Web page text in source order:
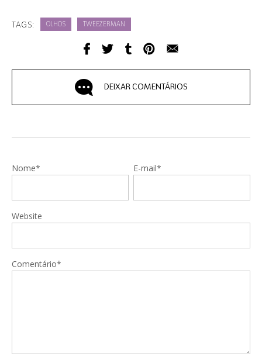
TAGS: OLHOS TWEEZERMAN
DEIXAR COMENTÁRIOS
Nome* E-mail*
Website
Comentário*